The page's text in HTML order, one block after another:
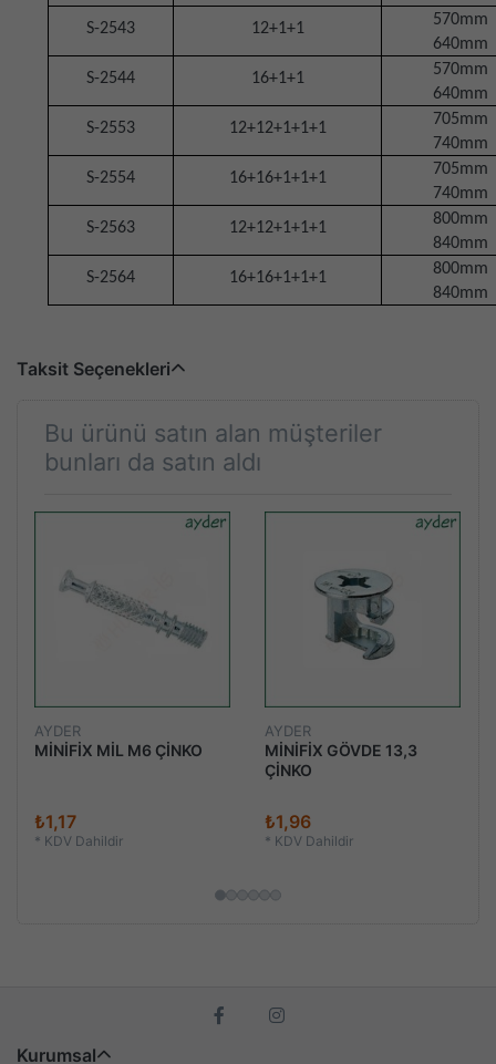
S-2543
12+1+1
570mm
640mm
S-2544
16+1+1
570mm
640mm
S-2553
12+12+1+1+1
705mm
740mm
S-2554
16+16+1+1+1
705mm
740mm
S-2563
12+12+1+1+1
800mm
840mm
S-2564
16+16+1+1+1
800mm
840mm
Taksit Seçenekleri
Bu ürünü satın alan müşteriler
bunları da satın aldı
AYDER
MİNİFİX MİL M6 ÇİNKO
₺1,17
* KDV Dahildir
AYDER
MİNİFİX GÖVDE 13,3
ÇİNKO
₺1,96
* KDV Dahildir
Kurumsal